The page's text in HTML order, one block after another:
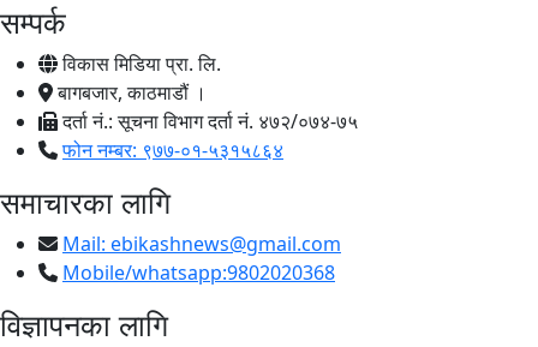
सम्पर्क
विकास मिडिया प्रा. लि.
बागबजार, काठमाडौं ।
दर्ता नं.: सूचना विभाग दर्ता नं. ४७२/०७४-७५
फोन नम्बर: ९७७-०१-५३१५८६४
समाचारका लागि
Mail: ebikashnews@gmail.com
Mobile/whatsapp:9802020368
विज्ञापनका लागि